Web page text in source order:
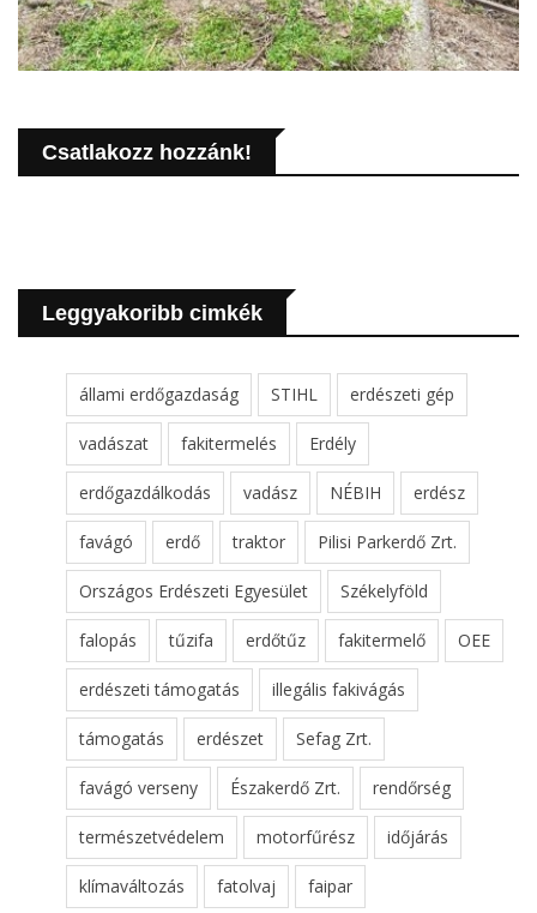
Csatlakozz hozzánk!
Leggyakoribb cimkék
állami erdőgazdaság STIHL erdészeti gép
vadászat fakitermelés Erdély
erdőgazdálkodás vadász NÉBIH erdész
favágó erdő traktor Pilisi Parkerdő Zrt.
Országos Erdészeti Egyesület Székelyföld
falopás tűzifa erdőtűz fakitermelő OEE
erdészeti támogatás illegális fakivágás
támogatás erdészet Sefag Zrt.
favágó verseny Északerdő Zrt. rendőrség
természetvédelem motorfűrész időjárás
klímaváltozás fatolvaj faipar